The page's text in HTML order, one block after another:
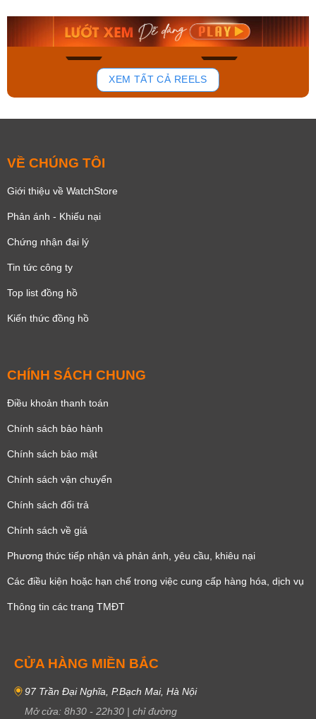
150
Mua ngay Mua ngay
XEM TẤT CẢ REELS
VỀ CHÚNG TÔI
Giới thiệu về WatchStore
Phản ánh - Khiếu nại
Chứng nhận đại lý
Tin tức công ty
Top list đồng hồ
Kiến thức đồng hồ
CHÍNH SÁCH CHUNG
Điều khoản thanh toán
Chính sách bảo hành
Chính sách bảo mật
Chính sách vận chuyển
Chính sách đổi trả
Chính sách về giá
Phương thức tiếp nhận và phản ánh, yêu cầu, khiêu nại
Các điều kiện hoặc hạn chế trong việc cung cấp hàng hóa, dịch vụ
Thông tin các trang TMĐT
CỬA HÀNG MIỀN BẮC
97 Trần Đại Nghĩa, P.Bạch Mai, Hà Nội
Mở cửa: 8h30 - 22h30 | chỉ đường